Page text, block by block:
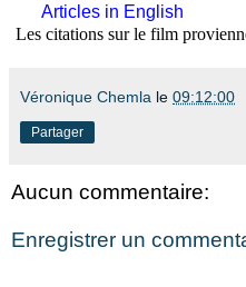
Articles in English
Les citations sur le film
Véronique Chemla le 09:12:00
Partager
Aucun commentaire:
Enregistrer un